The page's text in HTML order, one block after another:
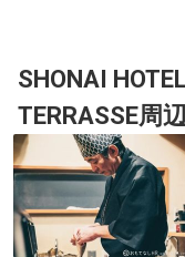
台】 山形県天童市に位置する当施
設は、お客様にとって忘れられない
います。 お出迎えからお見送りま
で、お客様一人ひとりに心を込め
おもてなしを提供し、温かい笑顔
細やかな気配りで最高のひととき
演出します。 お茶出しや朝夕食の
配膳、客室のご案内など、お客様と
の触れ合いを通じて、日本の伝統的
なおもてなしの心を深く感じられ
お仕事です。 お客様の「ありがと
う」が、何よりのやりがいとなる
しょう。 ーー【安心して長く働け
SHONAI
TERRASSE周